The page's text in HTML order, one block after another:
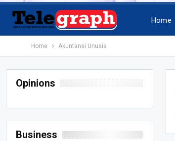
Home
Home Akuntansi Unusia
Opinions
Business